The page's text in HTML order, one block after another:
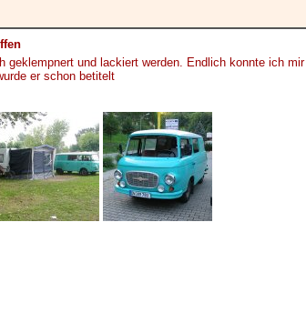
geklempnert und lackiert werden. Endlich konnte ich
er schon betitelt